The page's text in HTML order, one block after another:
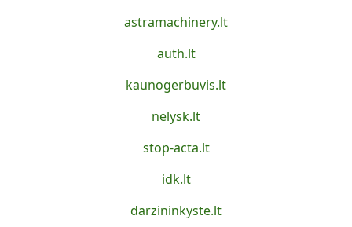
astramachinery.lt
auth.lt
kaunogerbuvis.lt
nelysk.lt
stop-acta.lt
idk.lt
darzininkyste.lt